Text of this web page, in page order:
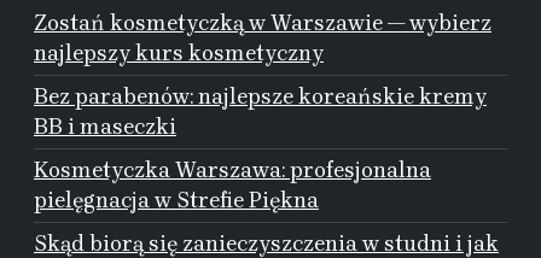
Zostań kosmetyczką w Warszawie — wybierz
najlepszy kurs kosmetyczny
Bez parabenów: najlepsze koreańskie kremy
BB i maseczki
Kosmetyczka Warszawa: profesjonalna
pielęgnacja w Strefie Piękna
Skąd biorą się zanieczyszczenia w studni i jak